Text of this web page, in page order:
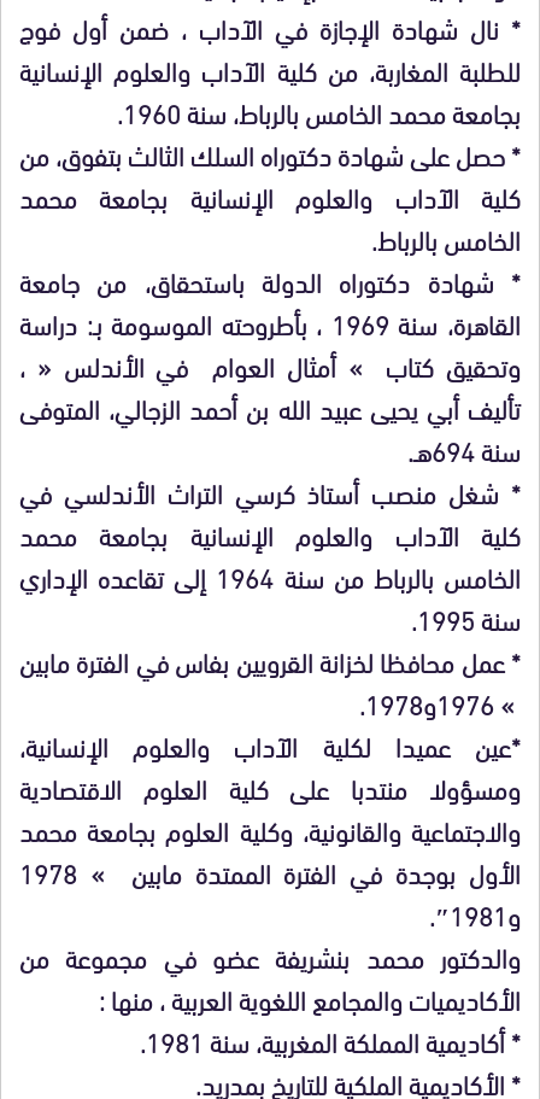
* نال شهادة الإجازة في الآداب ، ضمن أول فوج
للطلبة المغاربة، من كلية الآداب والعلوم الإنسانية
بجامعة محمد الخامس بالرباط، سنة 1960.
* حصل على شهادة دكتوراه السلك الثالث بتفوق، من
كلية الآداب والعلوم الإنسانية بجامعة محمد
الخامس بالرباط.
* شهادة دكتوراه الدولة باستحقاق، من جامعة
القاهرة، سنة 1969 ، بأطروحته الموسومة بـ: دراسة
وتحقيق كتاب » أمثال العوام في الأندلس « ،
تأليف أبي يحيى عبيد الله بن أحمد الزجالي، المتوفى
سنة 694هـ.
* شغل منصب أستاذ كرسي التراث الأندلسي في
كلية الآداب والعلوم الإنسانية بجامعة محمد
الخامس بالرباط من سنة 1964 إلى تقاعده الإداري
سنة 1995.
* عمل محافظا لخزانة القرويين بفاس في الفترة مابين
» 1976و1978.
*عين عميدا لكلية الآداب والعلوم الإنسانية،
ومسؤولا منتدبا على كلية العلوم الاقتصادية
والاجتماعية والقانونية، وكلية العلوم بجامعة محمد
الأول بوجدة في الفترة الممتدة مابين » 1978
و1981″.
والدكتور محمد بنشريفة عضو في مجموعة من
الأكاديميات والمجامع اللغوية العربية ، منها :
* أكاديمية المملكة المغربية، سنة 1981.
* الأكاديمية الملكية للتاريخ بمدريد.